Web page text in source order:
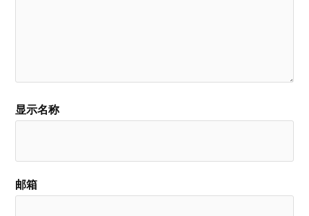
显示名称
邮箱